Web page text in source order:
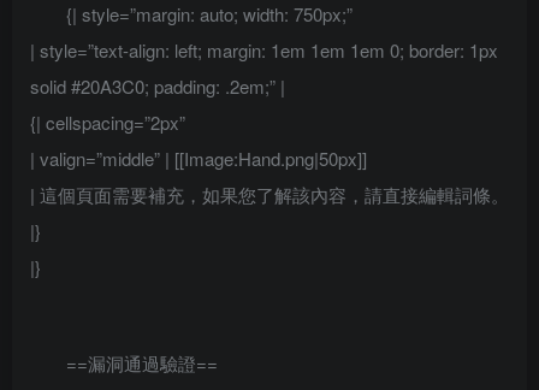
{| style=”margin: auto; width: 750px;”
| style=”text-align: left; margin: 1em 1em 1em 0; border: 1px
solid #20A3C0; padding: .2em;” |
{| cellspacing=”2px”
| valign=”middle” | [[Image:Hand.png|50px]]
| 這個頁面需要補充，如果您了解該內容，請直接編輯詞條。
|}
|}
==漏洞通過驗證==